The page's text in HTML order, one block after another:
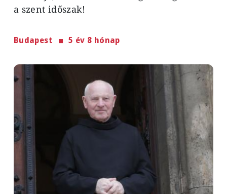
a szent időszak!
Budapest 5 év 8 hónap
Image